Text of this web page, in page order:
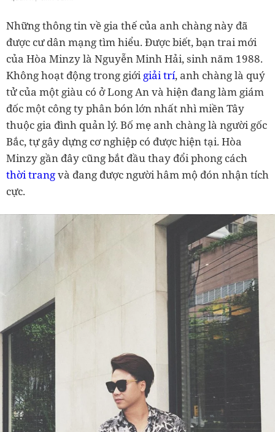
Những thông tin về gia thế của anh chàng này đã
được cư dân mạng tìm hiểu. Được biết, bạn trai mới
của Hòa Minzy là Nguyễn Minh Hải, sinh năm 1988.
Không hoạt động trong giớigiải trí, anh chàng là quý
tử của một giàu có ở Long An và hiện đang làm giám
đốc một công ty phân bón lớn nhất nhì miền Tây
thuộc gia đình quản lý. Bố mẹ anh chàng là người gốc
Bắc, tự gây dựng cơ nghiệp có được hiện tại. Hòa
Minzy gần đây cũng bắt đầu thay đổi phong cách
thời trangvà đang được người hâm mộ đón nhận tích
cực.